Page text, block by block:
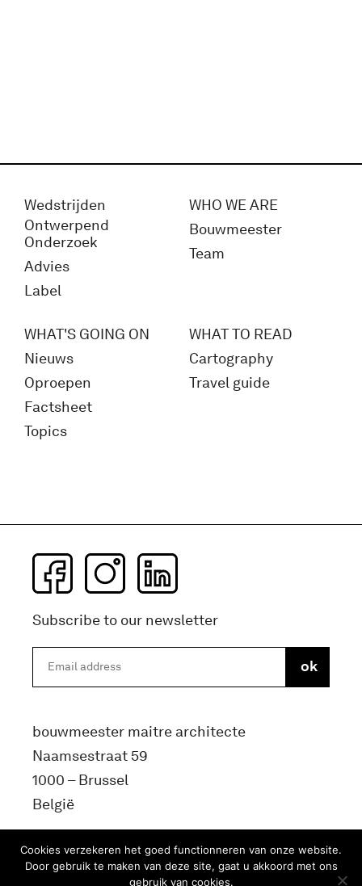
Wedstrijden
Ontwerpend
Onderzoek
Advies
Label
WHO WE ARE
Bouwmeester
Team
WHAT'S GOING ON
Nieuws
Oproepen
Factsheet
Topics
WHAT TO READ
Cartography
Travel guide
Subscribe to our newsletter
bouwmeester maitre architecte
Naamsestraat 59
1000 – Brussel
België
info@bma.brussels
Cookies verzekeren het goed functionneren van onze website.
Door gebruik te maken van deze site, gaat u akkoord met ons
gebruik van cookies.